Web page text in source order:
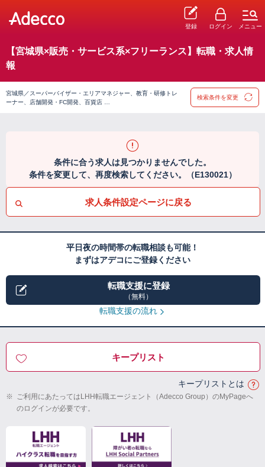
登録 ログイン メニュー
【宮城県×販売・サービス系×フリーランス】転職・求人情
報
宮城県／スーパーバイザー・エリアマネジャー、教育・研修トレ
ーナー、店舗開発・FC開発、百貨店 …
検索条件を変更
条件に合う求人は見つかりませんでした。
条件を変更して、再度検索してください。（E130021）
求人条件設定ページに戻る
平日夜の時間帯の転職相談も可能！
まずはアデコにご登録ください
転職支援に登録
（無料）
転職支援の流れ
キープリスト
キープリストとは
※ ご利用にあたってはLHH転職エージェント（Adecco Group）のMyPageへ
のログインが必要です。